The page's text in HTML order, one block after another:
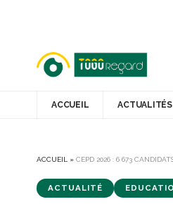
ACCUEIL
ACCUEIL » CEPD 2026 : 6 673
ACTUALITÉ